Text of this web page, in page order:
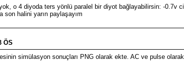
o 4 diyoda ters yönlü paralel bir diyot bağlayabilirsin: -0.7v
son halini yarın paylaşayım
ÖS
simülasyon sonuçları PNG olarak ekte. AC ve pulse